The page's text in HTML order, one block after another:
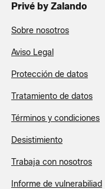
Privé by Zalando
Sobre nosotros
Aviso Legal
Protección de datos
Tratamiento de datos
Términos y condiciones
Desistimiento
Trabaja con nosotros
Informe de vulnerabiliad